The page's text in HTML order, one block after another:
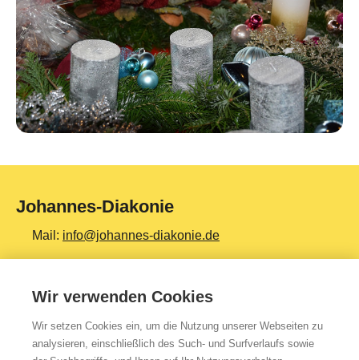
Johannes-Diakonie
Mail: info@johannes-diakonie.de
Tel:06261 - 88-0
Top Themen
Wir verwenden Cookies
Wir setzen Cookies ein, um die Nutzung unserer Webseiten zu
analysieren, einschließlich des Such- und Surfverlaufs sowie